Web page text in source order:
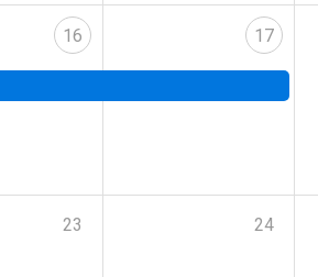
16 17
23 24